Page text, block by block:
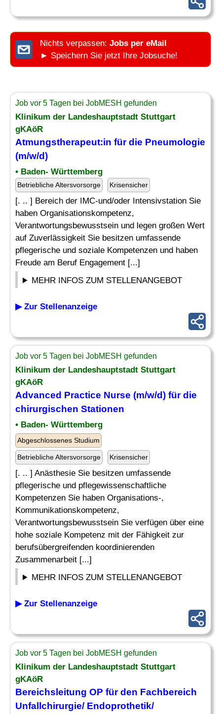
Nichts verpassen: Jobs per eMail
► Speichern Sie jetzt Ihre Jobsuche!
Job vor 5 Tagen bei JobMESH gefunden
Klinikum der Landeshauptstadt Stuttgart
gKAöR
Atmungstherapeut:in für die Pneumologie
(m/w/d)
• Baden- Württemberg
Betriebliche Altersvorsorge Krisensicher
[. .. ] Bereich der IMC-und/oder Intensivstation Sie
haben Organisationskompetenz,
Verantwortungsbewusstsein und legen großen Wert
auf Zuverlässigkeit Sie besitzen umfassende
pflegerische und soziale Kompetenzen und haben
Freude am Beruf Engagement [...]
MEHR INFOS ZUM STELLENANGEBOT
▶ Zur Stellenanzeige
Job vor 5 Tagen bei JobMESH gefunden
Klinikum der Landeshauptstadt Stuttgart
gKAöR
Advanced Practice Nurse (m/w/d) für die
chirurgischen Stationen
• Baden- Württemberg
Abgeschlossenes Studium
Betriebliche Altersvorsorge Krisensicher
[. .. ] Anästhesie Sie besitzen umfassende
pflegerische und pflegewissenschaftliche
Kompetenzen Sie haben Organisations-,
Kommunikationskompetenz,
Verantwortungsbewusstsein Sie verfügen über eine
hohe soziale Kompetenz mit der Fähigkeit zur
berufsübergreifenden koordinierenden
Zusammenarbeit [...]
MEHR INFOS ZUM STELLENANGEBOT
▶ Zur Stellenanzeige
Job vor 5 Tagen bei JobMESH gefunden
Klinikum der Landeshauptstadt Stuttgart
gKAöR
Bereichsleitung OP für den Fachbereich
Unfallchirurgie/ Endoprothetik/